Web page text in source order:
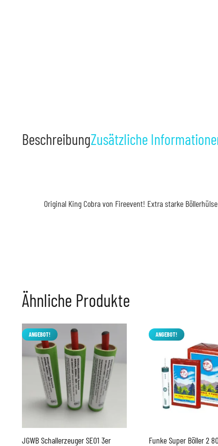
BeschreibungZusätzliche
Original King Cobra von Fireevent! Extra starke
Ähnliche Produkte
ANGEBOT!
JGWB Schallerzeuger SE01 3er
ANGEBOT!
Funke Super Böller 2